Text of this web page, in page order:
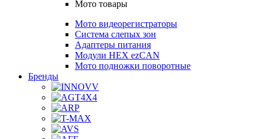
Мото товары
Мото видеорегистраторы
Система слепых зон
Адаптеры питания
Модули HEX ezCAN
Мото подножки поворотные
Бренды